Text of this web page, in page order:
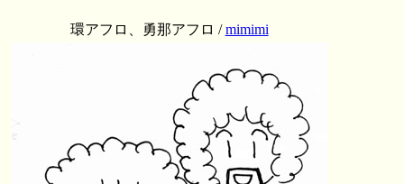
環アフロ、勇那アフロ /mimimi